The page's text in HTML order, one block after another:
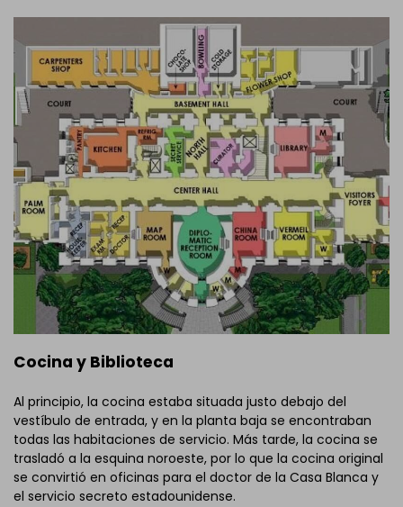
Cocina y Biblioteca
Al principio, la cocina estaba situada justo debajo del
vestíbulo de entrada, y en la planta baja se encontraban
todas las habitaciones de servicio. Más tarde, la cocina se
trasladó a la esquina noroeste, por lo que la cocina original
se convirtió en oficinas para el doctor de la Casa Blanca y
el servicio secreto estadounidense.